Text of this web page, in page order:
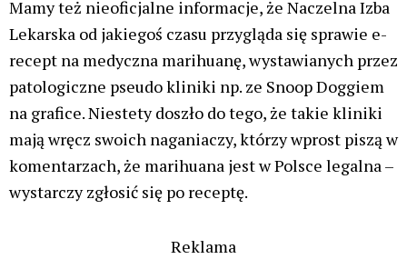
Mamy też nieoficjalne informacje, że Naczelna Izba
Lekarska od jakiegoś czasu przygląda się sprawie e-
recept na medyczna marihuanę, wystawianych przez
patologiczne pseudo kliniki np. ze Snoop Doggiem
na grafice. Niestety doszło do tego, że takie kliniki
mają wręcz swoich naganiaczy, którzy wprost piszą w
komentarzach, że marihuana jest w Polsce legalna –
wystarczy zgłosić się po receptę.
Reklama